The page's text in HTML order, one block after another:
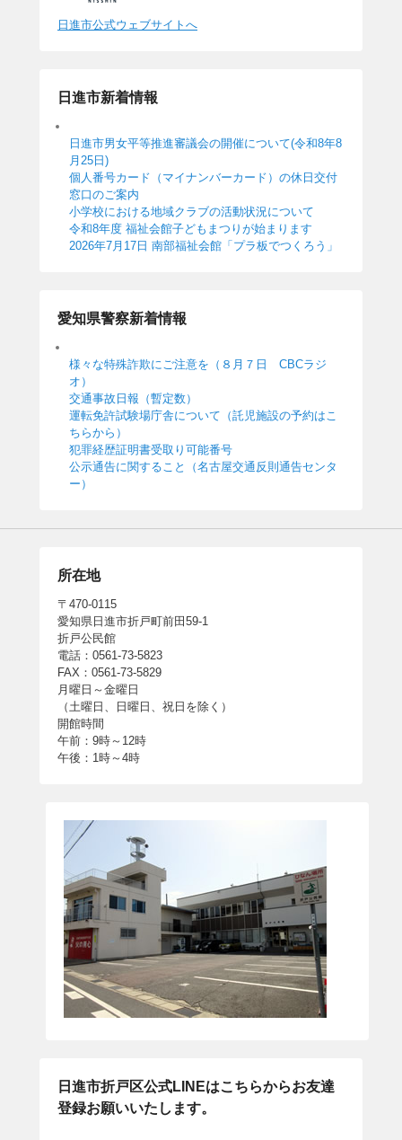
日進市公式ウェブサイトへ
日進市新着情報
日進市男女平等推進審議会の開催について(令和8年8
月25日)
個人番号カード（マイナンバーカード）の休日交付
窓口のご案内
小学校における地域クラブの活動状況について
令和8年度 福祉会館子どもまつりが始まります
2026年7月17日 南部福祉会館「プラ板でつくろう」
愛知県警察新着情報
様々な特殊詐欺にご注意を（８月７日 CBCラジ
オ）
交通事故日報（暫定数）
運転免許試験場庁舎について（託児施設の予約はこ
ちらから）
犯罪経歴証明書受取り可能番号
公示通告に関すること（名古屋交通反則通告センタ
ー）
所在地
〒470-0115
愛知県日進市折戸町前田59-1
折戸公民館
電話：0561-73-5823
FAX：0561-73-5829
月曜日～金曜日
（土曜日、日曜日、祝日を除く）
開館時間
午前：9時～12時
午後：1時～4時
日進市折戸区公式LINEはこちらからお友達
登録お願いいたします。